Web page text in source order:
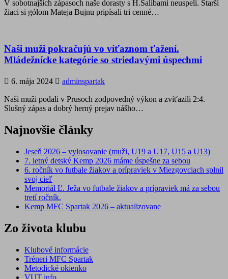
V sobotnajších zápasoch naše dorasty s H.Salibami neuspeli. Starší
žiaci si gólom Mateja Bujnu pripísali tri cenné…
Naši muži pokračujú vo víťaznom ťažení.
Mládežnícke kategórie so striedavými úspechmi
6. mája 2024 adminspartak
Naši muži podali v Prusoch zodpovedný výkon a zvíťazili 2:4.
Slušný zápas a dobrý herný prejav nášho…
Najnovšie články
Jeseň 2026 – vylosovanie (muži, U19 a U17, U15 a U13)
7. letný detský Kemp 2026 máme úspešne za sebou
6. ročník vo futbale žiakov a prípraviek v Miezgovciach splnil
svoj cieľ
Memoriál Ľ. Ježa vo futbale žiakov a prípraviek má za sebou
tretí ročník.
Kemp MFC Spartak 2026 – aktualizovane
Zo života klubu
Klubové informácie
Tréneri MFC Spartak
Metodické okienko
VUT info